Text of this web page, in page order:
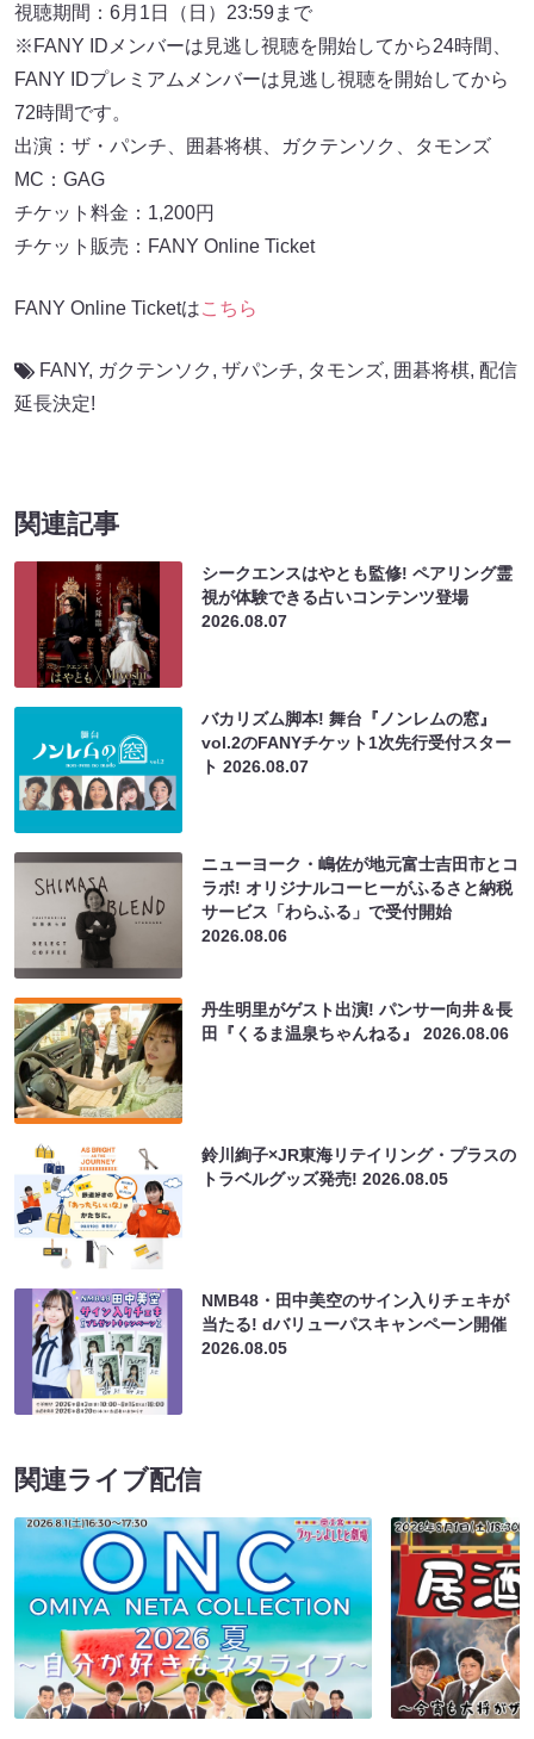
視聴期間：6月1日（日）23:59まで
※FANY IDメンバーは見逃し視聴を開始してから24時間、
FANY IDプレミアムメンバーは見逃し視聴を開始してから
72時間です。
出演：ザ・パンチ、囲碁将棋、ガクテンソク、タモンズ
MC：GAG
チケット料金：1,200円
チケット販売：FANY Online Ticket
FANY Online Ticketはこちら
FANY, ガクテンソク , ザパンチ, タモンズ, 囲碁将棋, 配信
延長決定!
関連記事
シークエンスはやとも監修! ペアリング霊
視が体験できる占いコンテンツ登場
2026.08.07
バカリズム脚本! 舞台『ノンレムの窓』
vol.2のFANYチケット1次先行受付スター
ト2026.08.07
ニューヨーク・嶋佐が地元富士吉田市とコ
ラボ! オリジナルコーヒーがふるさと納税
サービス「わらふる」で受付開始
2026.08.06
丹生明里がゲスト出演! パンサー向井＆長
田『くるま温泉ちゃんねる』2026.08.06
鈴川絢子×JR東海リテイリング・プラスの
トラベルグッズ発売!2026.08.05
NMB48・田中美空のサイン入りチェキが
当たる! dバリューパスキャンペーン開催
2026.08.05
関連ライブ配信